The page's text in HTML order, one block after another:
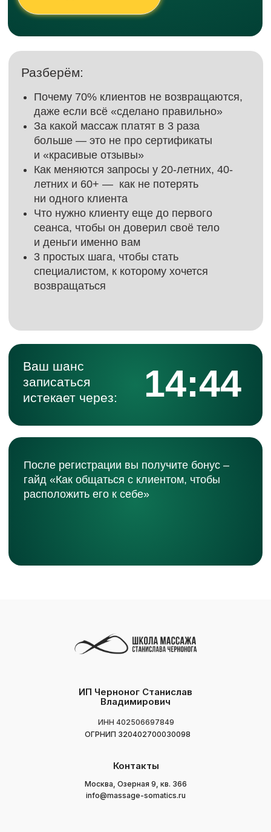
сеанса, чтобы он доверил своё тело
После регистрации вы получите бонус –
расположить его к себе»
Осталось 30
бонусов
Ваш шанс
записаться
истекает через: 14:44
ОГРНИП 320402700030098
ИНН 402506697849
info@massage-somatics.ru
ИП Черноног Станислав
Владимирович
Контакты
Москва, Озерная 9, кв. 366